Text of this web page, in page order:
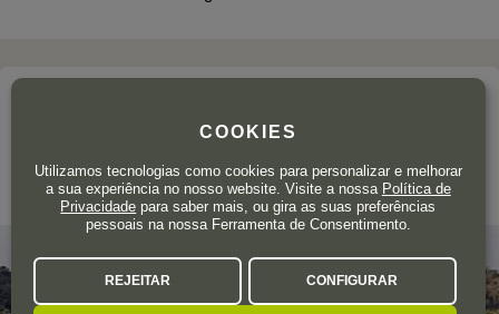
CASA CASTILLO
Jumilla
COOKIES
Utilizamos tecnologias como cookies para personalizar e melhorar
a sua experiência no nosso website. Visite a nossa Política de
Privacidade para saber mais, ou gira as suas preferências
pessoais na nossa Ferramenta de Consentimento.
REJEITAR CONFIGURAR